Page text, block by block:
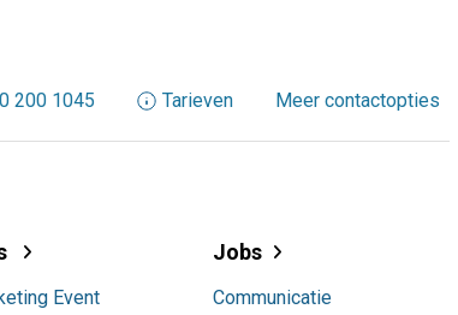
200 1045 Tarieven Meer contactopties
Event
Jobs
Communicatie